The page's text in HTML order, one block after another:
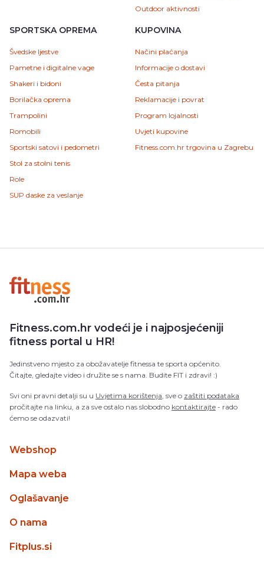
Outdoor aktivnosti
SPORTSKA OPREMA
Švedske ljestve
Pametne i digitalne vage
Shakeri i bidoni
Borilačka oprema
Trampolini
Romobili
Sportski satovi i pedometri
Stol za stolni tenis
Role
SUP daske za veslanje
KUPOVINA
Načini plaćanja
Informacije o dostavi
Česta pitanja
Reklamacije i povrat
Program lojalnosti
Uvjeti kupovine
Fitness.com.hr trgovina u Zagrebu
Fitness.com.hr vodeći je i najposjećeniji
fitness portal u HR!
Jedinstveno mjesto za obožavatelje fitnessa te sporta općenito.
Čitajte, gledajte video i družite se s nama. Budite FIT i zdravi! :)
Svi oni pravni detalji su u Uvjetima korištenja , sve o zaštiti podataka
pročitajte na linku, a za sve ostalo nas slobodno kontaktirajte - rado
ćemo se odazvati!
Webshop
Mapa weba
Oglašavanje
O nama
Fitplus.si